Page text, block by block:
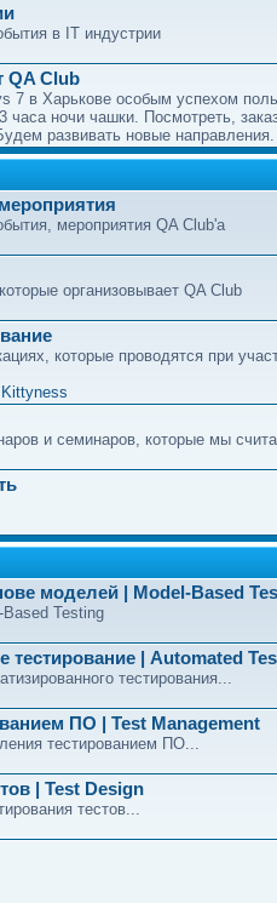
в IT индустрии
QA Club
7 в Харькове особым успехом
часа ночи чашки. Посмотреть,
развивать новые
мероприятия QA Club'а
организовывает QA Club
которые проводятся при
Kittyness
и семинаров, которые мы
моделей | Model-Based
Based Testing
тестирование | Automated
тестирования...
ПО | Test Management
тестированием ПО...
| Test Design
тестов...